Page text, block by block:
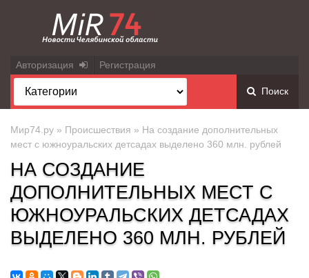
Авторизация Регистрация
Поиск
Мир74.ру » Происшествия » На создание дополнительных
мест с южноуральских детсадах выделено 360 млн. рублей
НА СОЗДАНИЕ
ДОПОЛНИТЕЛЬНЫХ МЕСТ С
ЮЖНОУРАЛЬСКИХ ДЕТСАДАХ
ВЫДЕЛЕНО 360 МЛН. РУБЛЕЙ